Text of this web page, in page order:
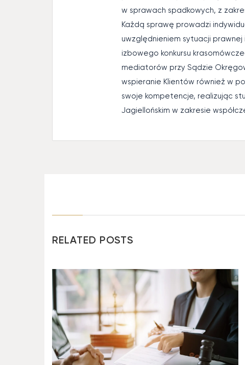
w sprawach spadkowych, z
Każdą sprawę prowadzi
uwzględnieniem sytuacji prawnej
izbowego konkursu
mediatorów przy Sądzie
wspieranie Klientów również w
swoje kompetencje, realizując
Jagiellońskim w zakresie
RELATED POSTS